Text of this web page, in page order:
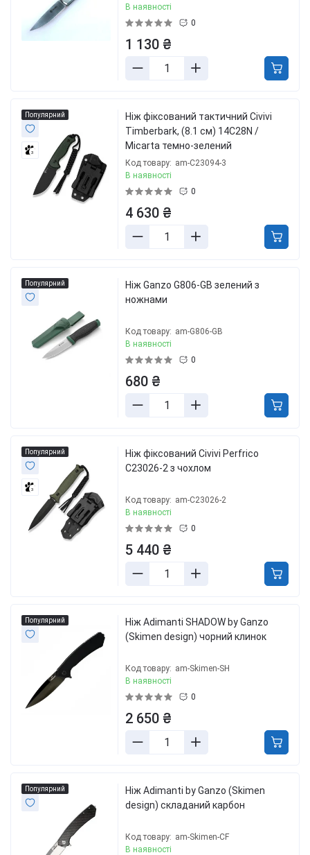
В наявності
0
1 130 ₴
Популярний
3
Ніж фіксований тактичний Civivi
Timberbark, (8.1 см) 14C28N /
Micarta темно-зелений
Код товару: am-C23094-3
В наявності
0
4 630 ₴
Популярний
Ніж Ganzo G806-GB зелений з
ножнами
Код товару: am-G806-GB
В наявності
0
680 ₴
Популярний
3
Ніж фіксований Civivi Perfrico
C23026-2 з чохлом
Код товару: am-C23026-2
В наявності
0
5 440 ₴
Популярний
Нiж Adimanti SHADOW by Ganzo
(Skimen design) чoрний клинок
Код товару: am-Skimen-SH
В наявності
0
2 650 ₴
Популярний
Нiж Adimanti by Ganzo (Skimen
design) складаний карбон
Код товару: am-Skimen-CF
В наявності